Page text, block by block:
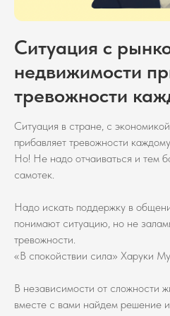
Ситуация с
недвижимости
тревожности
Ситуация в стране, с
прибавляет тревожности
Но! Не надо отчаиваться и тем
самотек.
Надо искать поддержку в
понимают ситуацию, но не
тревожности.
«В спокойствии сила» Харуки
В независимости от сложности
вместе с вами найдем решение